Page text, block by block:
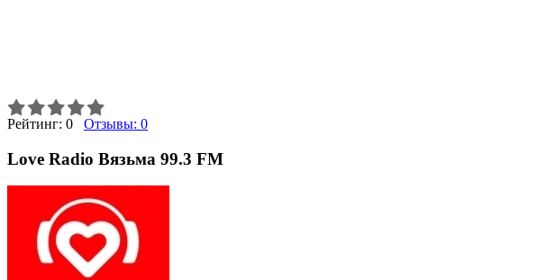
Рейтинг: 0 Отзывы: 0
Love Radio Вязьма 99.3 FM